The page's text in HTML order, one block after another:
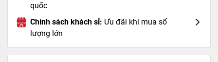
quốc
Chính sách khách sỉ: Ưu đãi khi mua số
lượng lớn